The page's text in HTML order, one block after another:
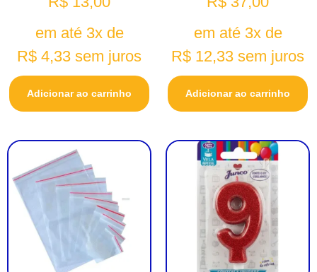
em até 3x de
R$ 4,33 sem juros
Adicionar ao carrinho
em até 3x de
R$ 12,33 sem juros
Adicionar ao carrinho